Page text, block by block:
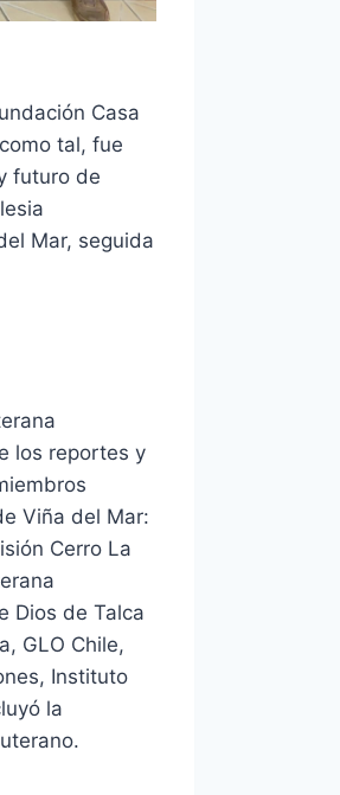
Casa
tal, fue
futuro de
Mar, seguida
los reportes y
Viña del Mar:
Cerro La
Dios de Talca
GLO Chile,
Instituto
la